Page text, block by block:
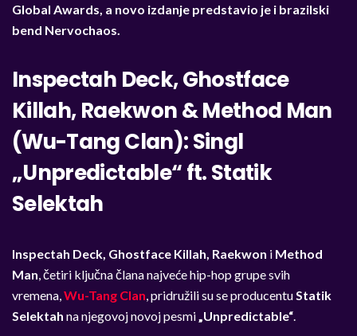
Global Awards, a novo izdanje predstavio je i brazilski
bend Nervochaos.
Inspectah Deck, Ghostface
Killah, Raekwon & Method Man
(Wu-Tang Clan): Singl
„Unpredictable“ ft. Statik
Selektah
Inspectah Deck, Ghostface Killah, Raekwon i Method
Man , četiri ključna člana najveće hip-hop grupe svih
vremena, Wu-Tang Clan , pridružili su se producentu Statik
Selektah na njegovoj novoj pesmi „Unpredictable“